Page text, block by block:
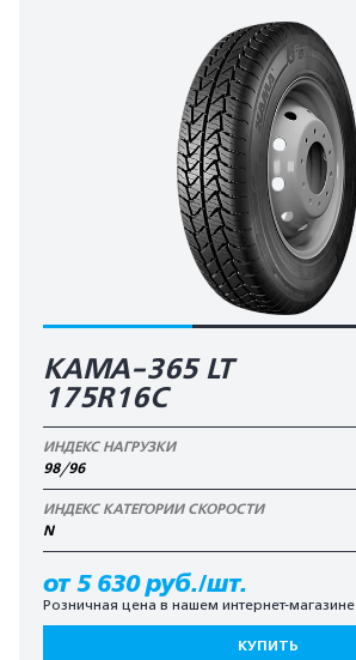
КАМА-365 LT
175R16C
ИНДЕКС НАГРУЗКИ
98/96
ИНДЕКС КАТЕГОРИИ СКОРОСТИ
N
от 5 630 руб./шт.
Розничная цена в нашем интернет-магазине
КУПИТЬ